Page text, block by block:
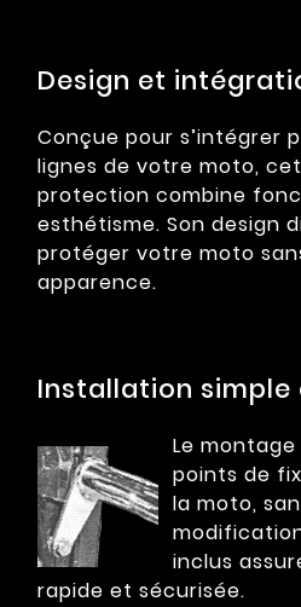
Design et
Conçue pour s’intégrer
lignes de votre moto,
protection combine
esthétisme. Son design
protéger votre moto
apparence.
Installation simple
Le
points de
la moto,
inclus
rapide et sécurisée.